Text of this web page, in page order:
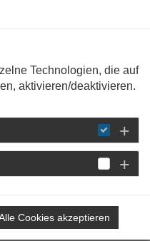
DETAIL
Technologien, die auf
aktivieren/deaktivieren.
Cookies akzeptieren